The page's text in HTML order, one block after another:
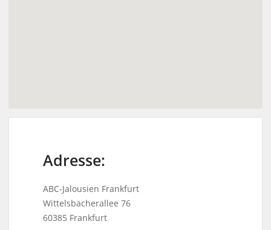
Adresse:
ABC-Jalousien Frankfurt
Wittelsbacherallee 76
60385 Frankfurt